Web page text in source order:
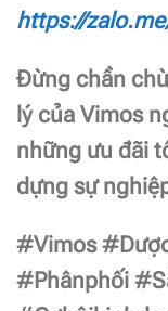
https://
Đừng chần
lý của Vimos
những ưu đãi
dựng sự
#Vimos
#Phânphối